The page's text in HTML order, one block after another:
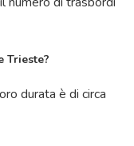
Trieste?
durata è di circa